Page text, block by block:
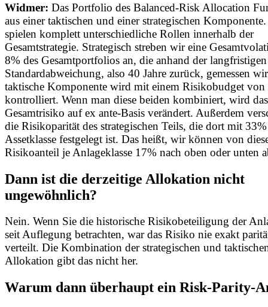
Widmer: Das Portfolio des Balanced-Risk Allocation
aus einer taktischen und einer strategischen
spielen komplett unterschiedliche Rollen innerhalb der
Gesamtstrategie. Strategisch streben wir eine
8% des Gesamtportfolios an, die anhand der langfristigen
Standardabweichung, also 40 Jahre zurück, gemessen
taktische Komponente wird mit einem Risikobudget von
kontrolliert. Wenn man diese beiden kombiniert, wird das
Gesamtrisiko auf ex ante-Basis verändert. Außerdem
die Risikoparität des strategischen Teils, die dort mit
Assetklasse festgelegt ist. Das heißt, wir können von
Risikoanteil je Anlageklasse 17% nach oben oder unten
Dann ist die derzeitige Allokation nicht
ungewöhnlich?
Nein. Wenn Sie die historische Risikobeteiligung der
seit Auflegung betrachten, war das Risiko nie exakt
verteilt. Die Kombination der strategischen und
Allokation gibt das nicht her.
Warum dann überhaupt ein Risk-Parity-